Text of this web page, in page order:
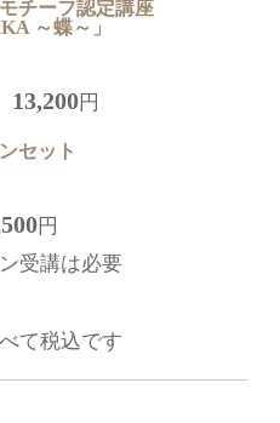
チーフ認定講座
～蝶～」
13,200円
セット
円
受講は必要
て税込です